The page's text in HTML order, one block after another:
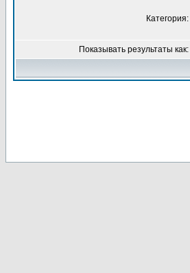
Категория:
Показывать результаты как: